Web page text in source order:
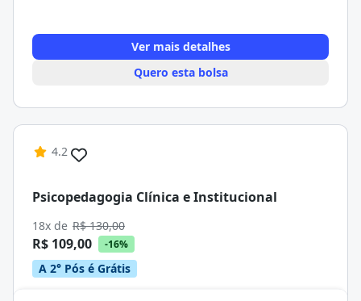
Ver mais detalhes
Quero esta bolsa
4.2
Psicopedagogia Clínica e Institucional
18x de R$ 130,00
R$ 109,00 -16%
A 2° Pós é Grátis